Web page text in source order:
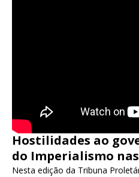
Hostilidades ao
do Imperialismo
Nesta edição da Tribuna